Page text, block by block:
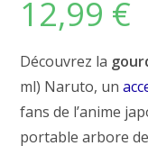
sur 5
basé sur
client
12,99 €
Découvrez la
ml) Naruto, un
fans de l’anime
portable arbore